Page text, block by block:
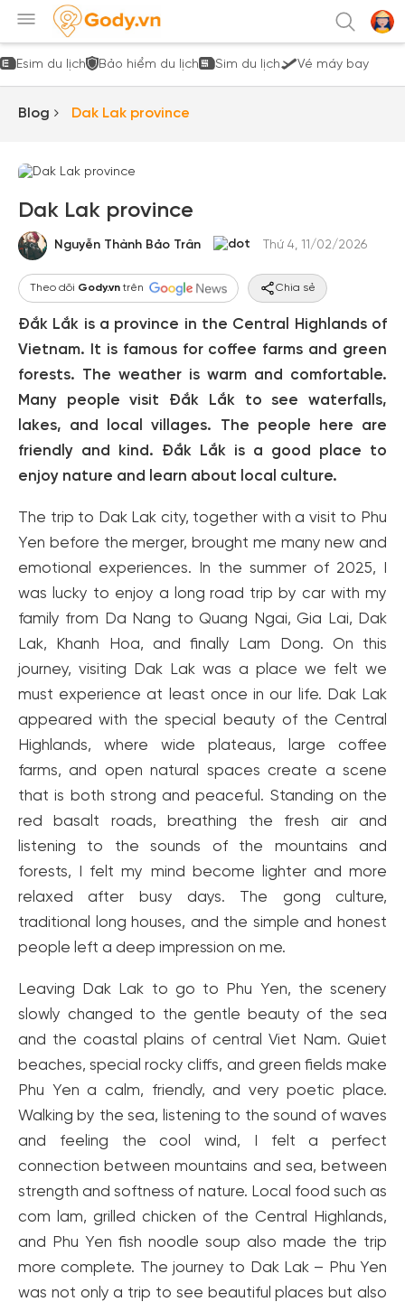
Esim du lịch Bảo hiểm du lịch Sim du lịch Vé máy bay
Blog Dak Lak province
Dak Lak province
Nguyễn Thành Bảo Trân Thứ 4, 11/02/2026
Theo dõi Gody.vntrên Chia sẻ
Đắk Lắk is a province in the Central Highlands of
Vietnam. It is famous for coffee farms and green
forests. The weather is warm and comfortable.
Many people visit Đắk Lắk to see waterfalls,
lakes, and local villages. The people here are
friendly and kind. Đắk Lắk is a good place to
enjoy nature and learn about local culture.
The trip to Dak Lak city, together with a visit to Phu
Yen before the merger, brought me many new and
emotional experiences. In the summer of 2025, I
was lucky to enjoy a long road trip by car with my
family from Da Nang to Quang Ngai, Gia Lai, Dak
Lak, Khanh Hoa, and finally Lam Dong. On this
journey, visiting Dak Lak was a place we felt we
must experience at least once in our life. Dak Lak
appeared with the special beauty of the Central
Highlands, where wide plateaus, large coffee
farms, and open natural spaces create a scene
that is both strong and peaceful. Standing on the
red basalt roads, breathing the fresh air and
listening to the sounds of the mountains and
forests, I felt my mind become lighter and more
relaxed after busy days. The gong culture,
traditional long houses, and the simple and honest
people left a deep impression on me.
Leaving Dak Lak to go to Phu Yen, the scenery
slowly changed to the gentle beauty of the sea
and the coastal plains of central Viet Nam. Quiet
beaches, special rocky cliffs, and green fields make
Phu Yen a calm, friendly, and very poetic place.
Walking by the sea, listening to the sound of waves
and feeling the cool wind, I felt a perfect
connection between mountains and sea, between
strength and softness of nature. Local food such as
com lam, grilled chicken of the Central Highlands,
and Phu Yen fish noodle soup also made the trip
more complete. The journey to Dak Lak – Phu Yen
was not only a trip to see beautiful places but also